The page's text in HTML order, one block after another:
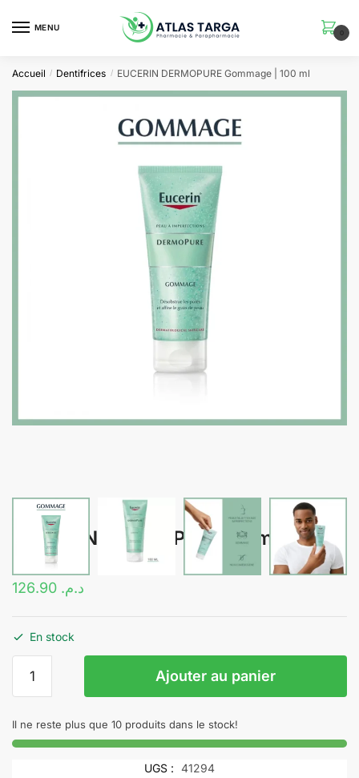
MENU
0
Accueil / Dentifrices / EUCERIN DERMOPURE Gommage | 100 ml
EUCERIN DERMOPURE Gommage |
100 ml
د.م.
En stock
DERMOPURE
Gommage
Ajouter au panier
Il ne reste plus que 10 produits dans le stock!
UGS : 41294